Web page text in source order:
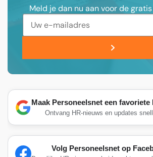
Meld je dan nu aan voor de
Maak Personeelsnet een
Ontvang HR-nieuws en updates
Volg Personeelsnet op